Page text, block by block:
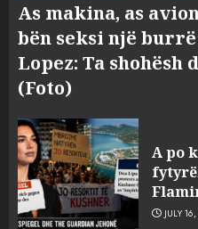
As makina, as
bën seksi një
Lopez: Ta shohësh
(Foto)
A po
JULY